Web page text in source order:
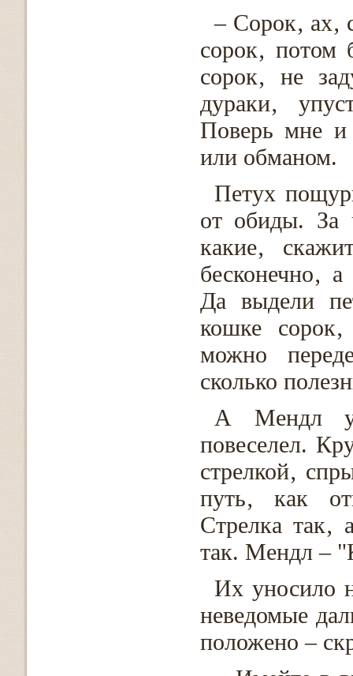
– Сорок‚
сорок‚ потом
сорок‚ не
дураки‚
Поверь мне и
или обманом.
Петух
от обиды. За
какие‚
бесконечно‚
Да выдели
кошке
можно
сколько
А Мендл
повеселел.
стрелкой‚
путь‚ как
Стрелка так‚
так. Мендл –
Их уносило
неведомые
положено –